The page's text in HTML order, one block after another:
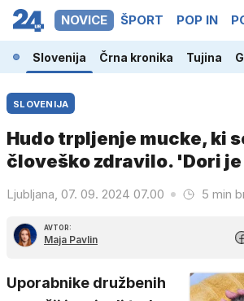
NOVICE ŠPORT POP IN
Slovenija Črna kronika Tujina
SLOVENIJA
Hudo trpljenje mucke, ki
človeško zdravilo. 'Dori
Ljubljana, 07. 09. 2024 07.00 5 min
AVTOR:
Maja Pavlin
Uporabnike družbenih